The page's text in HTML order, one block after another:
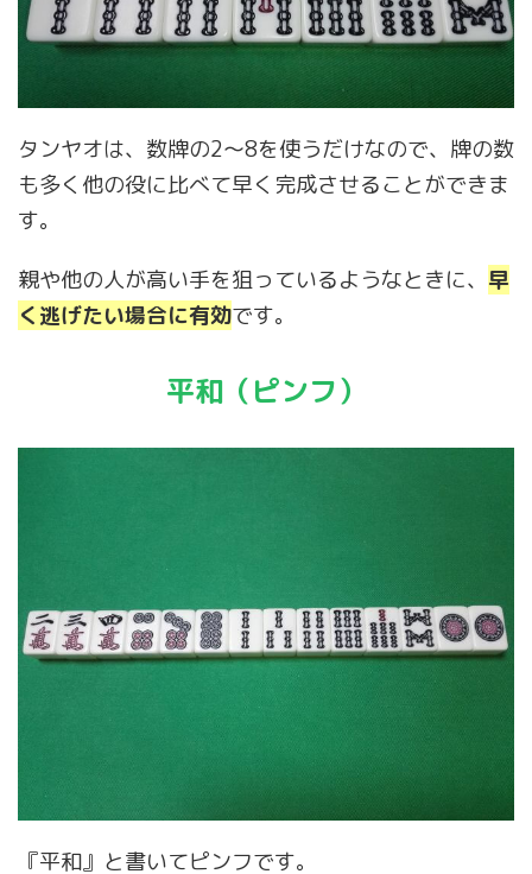
タンヤオは、数牌の2～8を使うだけなので、牌の数
も多く他の役に比べて早く完成させることができま
す。
親や他の人が高い手を狙っているようなときに、 早
く逃げたい場合に有効です。
平和（ピンフ）
『平和』と書いてピンフです。